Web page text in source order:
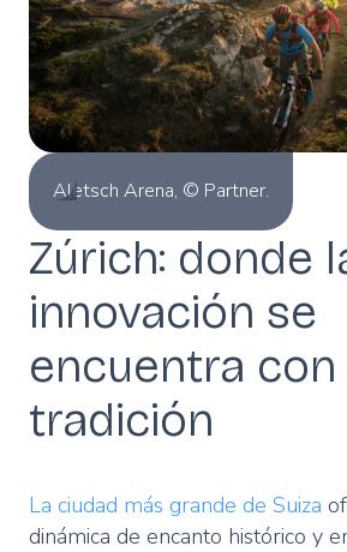
Aletsch Arena, © Partner.
Zúrich: donde
innovación se
encuentra con
tradición
La ciudad más grande de Suiza
dinámica de encanto histórico y